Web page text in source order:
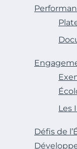
Les
Défis de